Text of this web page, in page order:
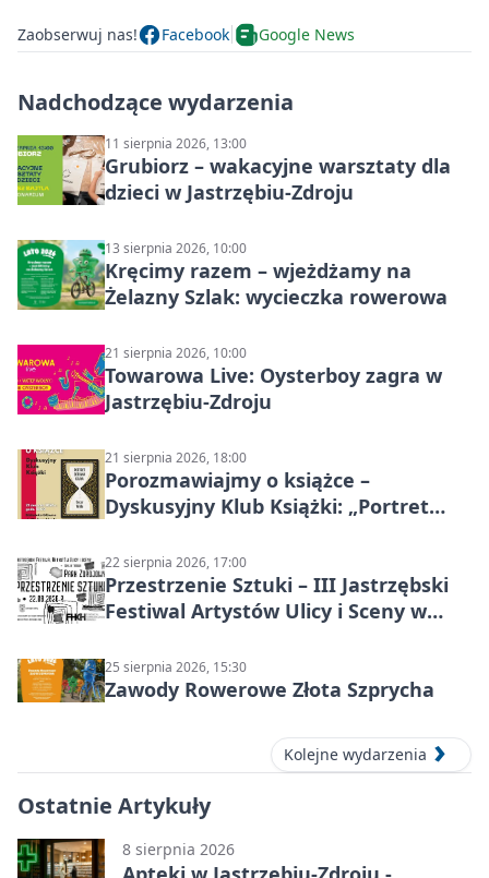
Zaobserwuj nas! Facebook Google News
Nadchodzące wydarzenia
11 sierpnia 2026, 13:00
Grubiorz – wakacyjne warsztaty dla
dzieci w Jastrzębiu-Zdroju
13 sierpnia 2026, 10:00
Kręcimy razem – wjeżdżamy na
Żelazny Szlak: wycieczka rowerowa
21 sierpnia 2026, 10:00
Towarowa Live: Oysterboy zagra w
Jastrzębiu-Zdroju
21 sierpnia 2026, 18:00
Porozmawiajmy o książce –
Dyskusyjny Klub Książki: „Portret
22 sierpnia 2026, 17:00
Przestrzenie Sztuki – III Jastrzębski
Festiwal Artystów Ulicy i Sceny w
25 sierpnia 2026, 15:30
Zawody Rowerowe Złota Szprycha
Kolejne wydarzenia
Ostatnie Artykuły
8 sierpnia 2026